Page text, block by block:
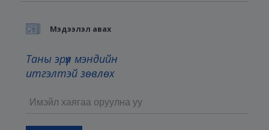
Мэдээлэл авах
Таны эрүүл мэндийн
итгэлтэй зөвлөх